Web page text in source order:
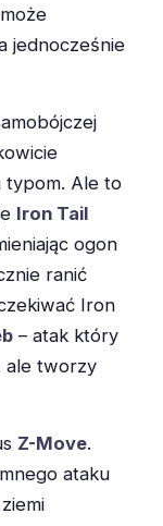
jednocześnie
typom. Ale to
Iron Tail
ogon
ranić
Iron
– atak który
ale tworzy
Z-Move.
ataku